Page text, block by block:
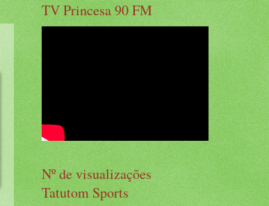
TV Princesa 90 FM
Nº de visualizações
Tatutom Sports